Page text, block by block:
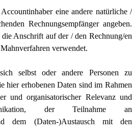
eine andere natürliche /
Rechnungsempfänger angeben.
Anschrift auf der / den Rechnung/en
verwendet.
selbst oder andere Personen zu
hier erhobenen Daten sind im Rahmen
und organisatorischer Relevanz und
der Teilnahme an
dem (Daten-)Austausch mit den